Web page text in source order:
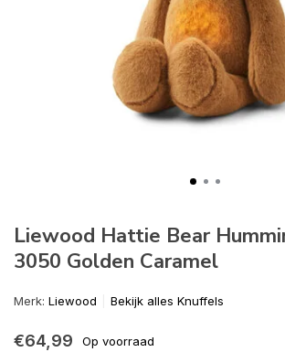
Liewood Hattie Bear
3050 Golden Caramel
Merk: Liewood Bekijk alles Knuffels
€64,99 Op voorraad